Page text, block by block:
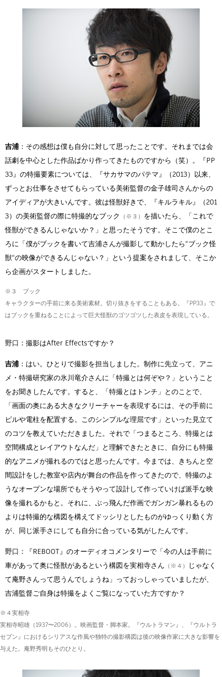
吉浦 ：その感想は僕も自分に対して思ったことです。それまでは会
話劇を中心とした作品ばかり作ってきたものですから（笑）。『PP
33』の特撮要素については、『サカサマのパテマ』（2013）以来、
ずっとお仕事をさせてもらっている美術監督の金子雄司さんからの
アイディアが大きいんです。彼は怪獣好きで、『キルラキル』（201
3）の美術監督の際に特撮的なブック （※３） を描いたら、「これで
怪獣ができるんじゃないか？」と思ったそうです。そこで僕のとこ
ろに「僕がブックを書いて吉浦さんが撮影して動かしたら“ブック怪
獣“の映像ができるんじゃない？」という提案をされまして、そこか
ら企画がスタートしました。
※３ ブック
キャラクターの手前に来る美術素材。切り抜きをすることもある。『PP33』で
はブックを重ねることによって巨大怪獣のゴツゴツした表皮を表現している。
野口： 撮影はAfter Effectsですか？
吉浦 ：はい。ひとりで撮影を担当しました。制作に先立って、アニ
メ・特撮研究家の氷川竜介さんに「特撮とは何ぞや？」ということ
をお聞きしたんです。すると、「特撮とはトンチ」とのことで、
「画面の奥にある大きなクリーチャーを表現するには、その手前に
ビルや電柱を配置する。このシンプルな理屈です」といった見立て
のコツを教えていただきました。それで「つまるところ、特撮とは
空間構成とレイアウトなんだ」と理解できたときに、自分にも特撮
的なアニメが撮れるのではと思ったんです。今までは、きちんと空
間設計をした教室や店内が舞台の作品を作ってきたので、特撮のよ
うなオープンな場所でもそうやって設計して作っていけば派手な映
像を撮れるかもと。それに、ぶっ飛んだ作画でガンガン暴れるもの
よりは特撮的な構図を構えてドッシリとしたものがゆっくり動く方
が、同じ派手さにしても自分に合っている気がしたんです。
野口：
『REBOOT』のオーディオコメンタリーで「今の人は手前に
車があって奥に怪獣があるという構図を実相寺さん （※４） じゃなく
て庵野さんって思うんでしょうね」っておっしゃっていましたが、
吉浦監督ご自身は特撮をよくご覧になっていた方ですか？
※４実相寺
実相寺昭雄（1937〜2006）。映画監督・脚本家。『ウルトラマン』、『ウルトラ
セブン』におけるシリアスな作風や独特の撮影構図は後の映像作家に大きな影響を
与えた。庵野秀明もそのひとり。